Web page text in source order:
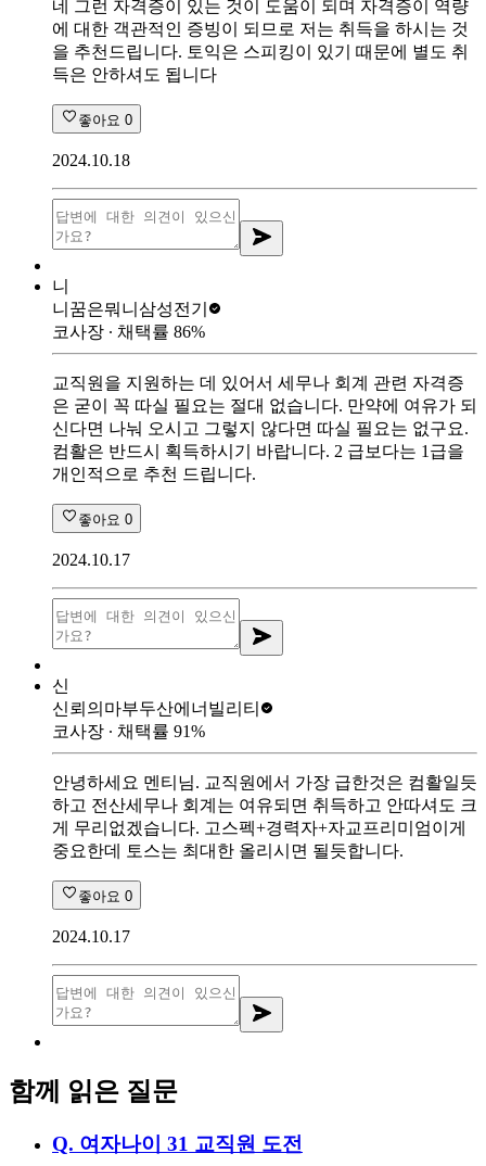
네 그런 자격증이 있는 것이 도움이 되며 자격증이 역량
에 대한 객관적인 증빙이 되므로 저는 취득을 하시는 것
을 추천드립니다. 토익은 스피킹이 있기 때문에 별도 취
득은 안하셔도 됩니다
좋아요 0
2024.10.18
니
니꿈은뭐니 삼성전기
코사장 ∙ 채택률 86%
교직원을 지원하는 데 있어서 세무나 회계 관련 자격증
은 굳이 꼭 따실 필요는 절대 없습니다. 만약에 여유가 되
신다면 나눠 오시고 그렇지 않다면 따실 필요는 없구요.
컴활은 반드시 획득하시기 바랍니다. 2 급보다는 1급을
개인적으로 추천 드립니다.
좋아요 0
2024.10.17
신
신뢰의마부두산에너빌리티
코사장 ∙ 채택률 91%
안녕하세요 멘티님. 교직원에서 가장 급한것은 컴활일듯
하고 전산세무나 회계는 여유되면 취득하고 안따셔도 크
게 무리없겠습니다. 고스펙+경력자+자교프리미엄이게
중요한데 토스는 최대한 올리시면 될듯합니다.
좋아요 0
2024.10.17
함께 읽은 질문
Q. 여자나이 31 교직원 도전